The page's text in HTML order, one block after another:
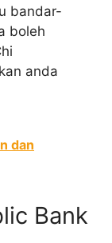
bandar-
boleh
anda
dan
Bank